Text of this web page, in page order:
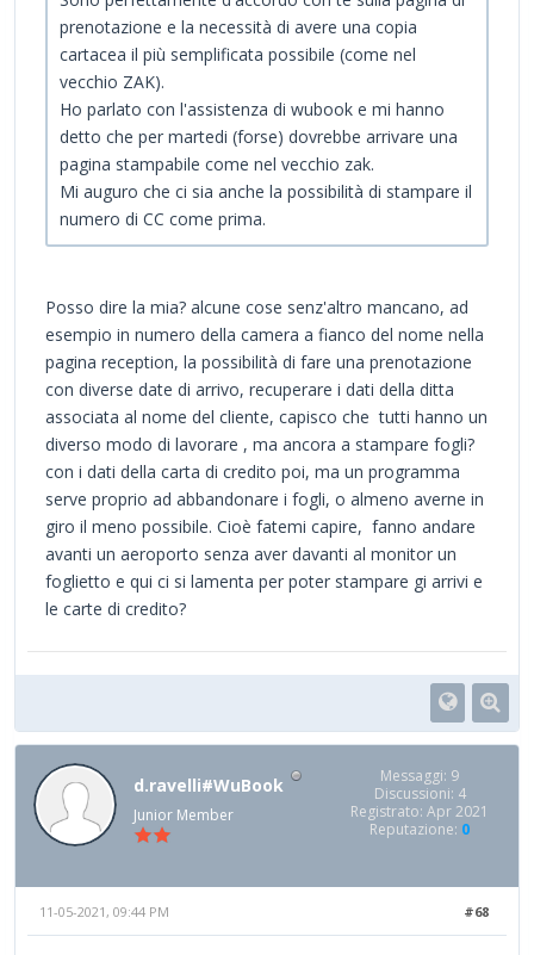
prenotazione e la necessità di avere una copia
cartacea il più semplificata possibile (come nel
vecchio ZAK).
Ho parlato con l'assistenza di wubook e mi hanno
detto che per martedi (forse) dovrebbe arrivare una
pagina stampabile come nel vecchio zak.
Mi auguro che ci sia anche la possibilità di stampare il
numero di CC come prima.
Posso dire la mia? alcune cose senz'altro mancano, ad
esempio in numero della camera a fianco del nome nella
pagina reception, la possibilità di fare una prenotazione
con diverse date di arrivo, recuperare i dati della ditta
associata al nome del cliente, capisco che tutti hanno un
diverso modo di lavorare , ma ancora a stampare fogli?
con i dati della carta di credito poi, ma un programma
serve proprio ad abbandonare i fogli, o almeno averne in
giro il meno possibile. Cioè fatemi capire, fanno andare
avanti un aeroporto senza aver davanti al monitor un
foglietto e qui ci si lamenta per poter stampare gi arrivi e
le carte di credito?
d.ravelli#WuBook
Junior Member
Messaggi: 9
Discussioni: 4
Registrato: Apr 2021
Reputazione: 0
#68
11-05-2021, 09:44 PM